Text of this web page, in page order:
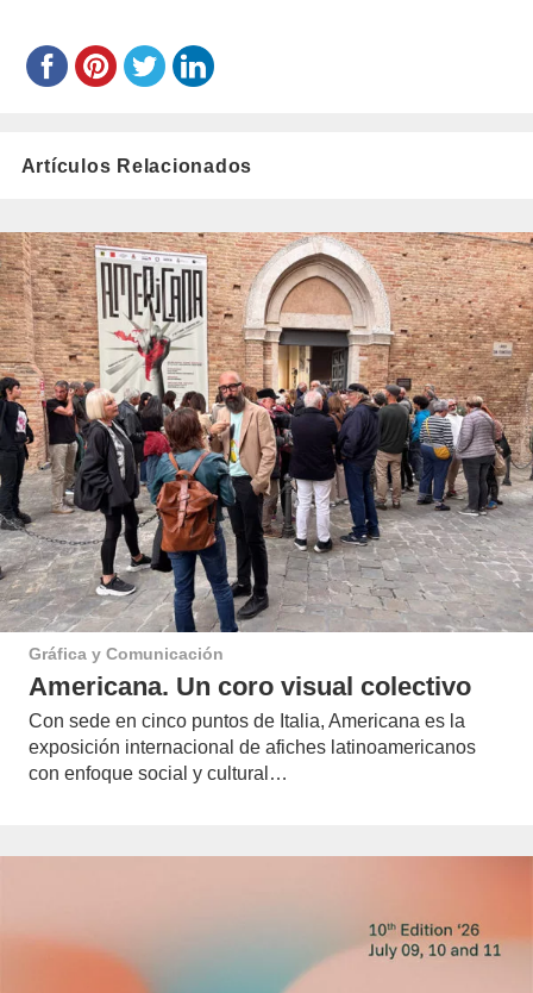
Artículos Relacionados
Gráfica y Comunicación
Americana. Un coro visual colectivo
Con sede en cinco puntos de Italia, Americana es la
exposición internacional de afiches latinoamericanos
con enfoque social y cultural…